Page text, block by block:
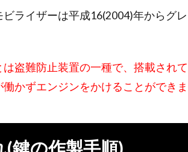
ライザーは平成16(2004)年からグ
盗難防止装置の一種で、搭載され
かずエンジンをかけることができま